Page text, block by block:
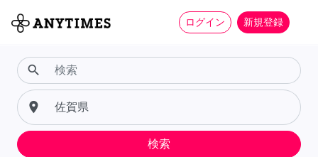
ログイン 新規登録
search
place
検索